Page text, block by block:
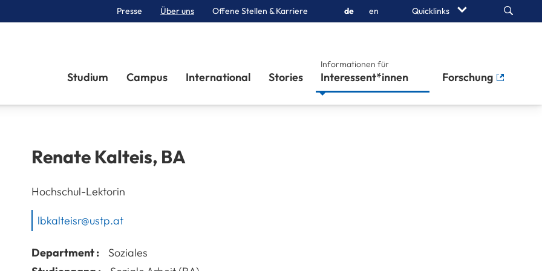
Presse Über uns Offene Stellen & Karriere de en Quicklinks Search
Studium Campus International Stories
Informationen für
Interessent*innen Forschung
Renate Kalteis, BA
Hochschul-Lektorin
lbkalteisr@ustp.at
Department :
Soziales